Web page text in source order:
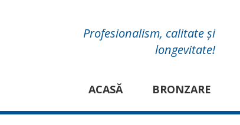
Profesionalism, calitate și
longevitate!
ACASĂ BRONZARE